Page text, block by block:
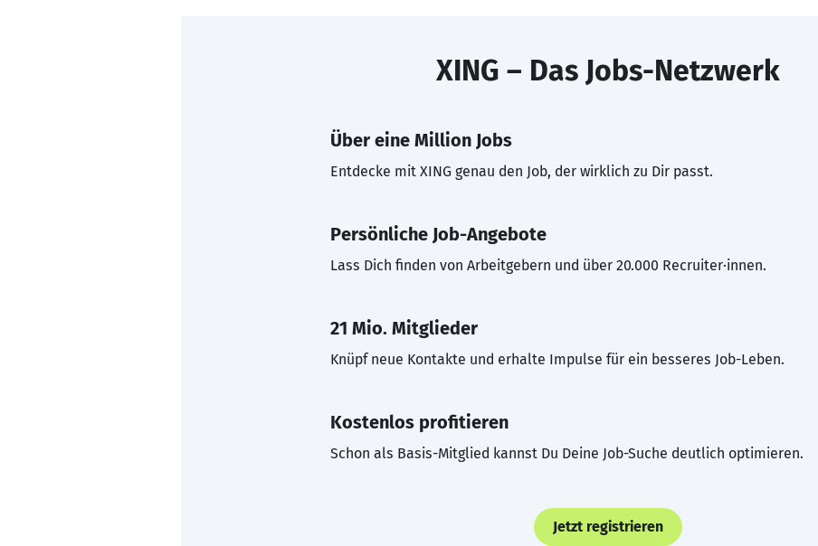
XING – Das Jobs-Netzwerk
Über eine Million Jobs
Entdecke mit XING genau den Job, der wirklich zu Dir passt.
Persönliche Job-Angebote
Lass Dich finden von Arbeitgebern und über 20.000 Recruiter·innen.
21 Mio. Mitglieder
Knüpf neue Kontakte und erhalte Impulse für ein besseres Job-Leben.
Kostenlos profitieren
Schon als Basis-Mitglied kannst Du Deine Job-Suche deutlich optimieren.
Jetzt registrieren